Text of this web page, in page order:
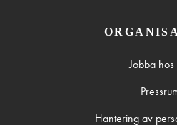
Jobba hos
Hantering av